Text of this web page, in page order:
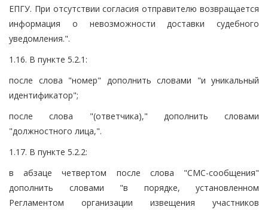
ЕПГУ. При отсутствии согласия отправителю возвращается
информация о невозможности доставки судебного
уведомления.".
1.16. В пункте 5.2.1:
после слова "номер" дополнить словами "и уникальный
идентификатор";
после слова "(ответчика)," дополнить словами
"должностного лица,".
1.17. В пункте 5.2.2:
в абзаце четвертом после слова "СМС-сообщения"
дополнить словами "в порядке, установленном
Регламентом организации извещения участников